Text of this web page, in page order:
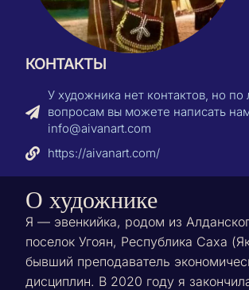
КОНТАКТЫ
У художника нет контактов, но
вопросам вы можете написать
info@aivanart.com
https://aivanart.com/
О художнике
Я — эвенкийка, родом из
поселок Угоян, Республика Саха
бывший преподаватель
дисциплин. В 2020 году я